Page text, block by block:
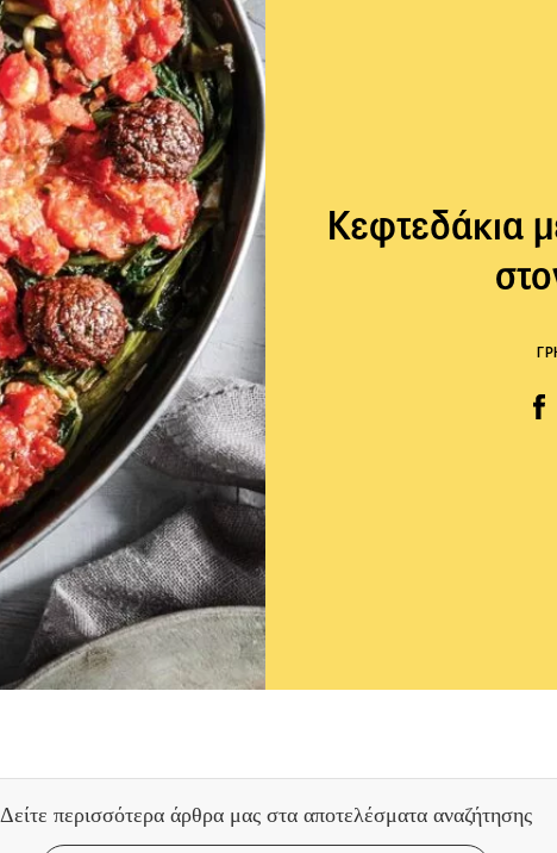
Κεφτεδάκια
Δείτε περισσότερα άρθρα μας στα αποτελέσματα αναζήτησης